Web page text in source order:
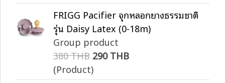
FRIGG Pacifier จุกหลอกยางธรรมชาติ
รุ่น Daisy Latex (0-18m)
Group product
380 THB 290 THB
(Product)